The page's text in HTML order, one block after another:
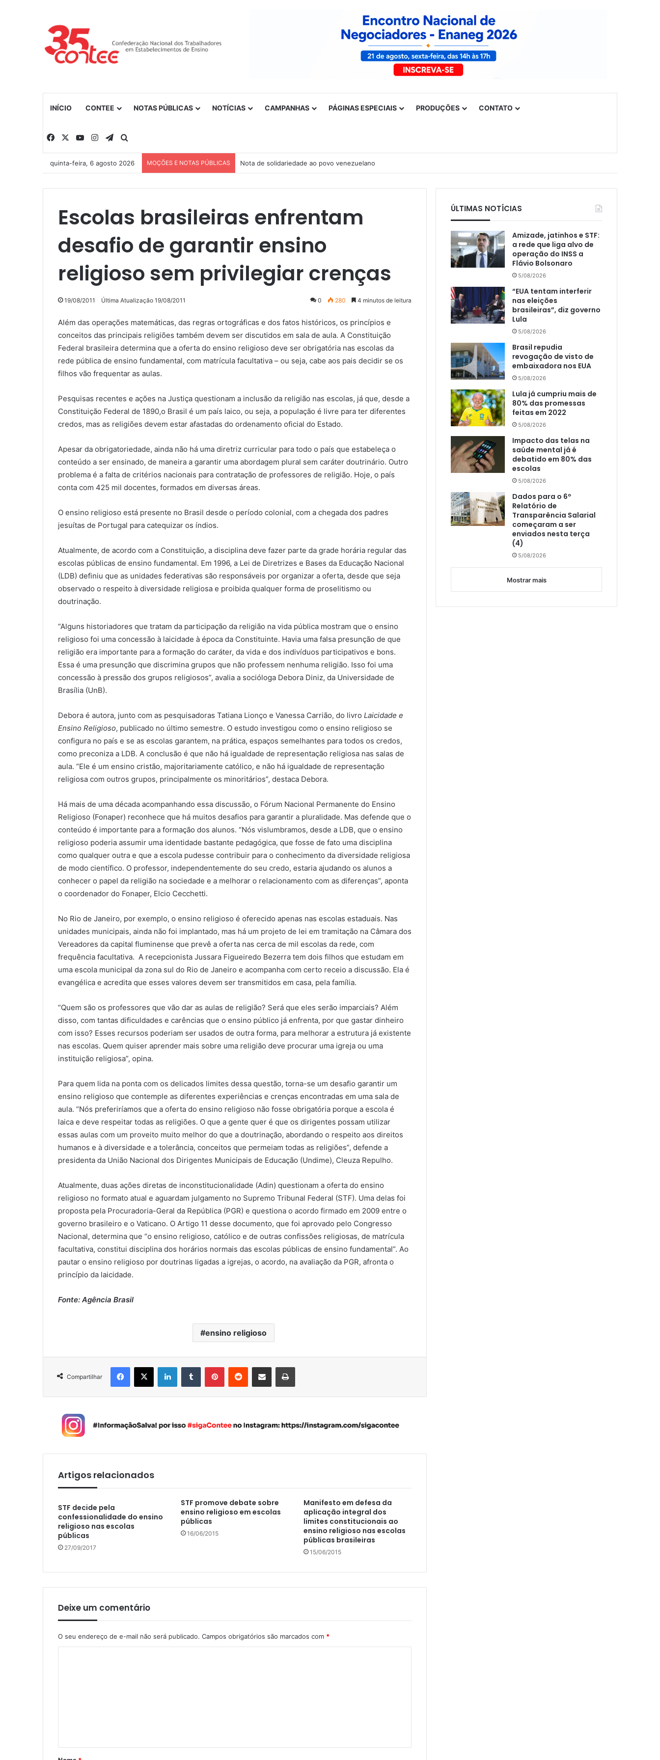
INÍCIO CONTEE NOTAS PÚBLICAS NOTÍCIAS CAMPANHAS PÁGINAS ESPECIAIS PRODUÇÕES CONTATO
Facebook YouTubeInstagramTelegram
quinta-feira, 6 agosto 2026 MOÇÕES E NOTAS PÚBLICAS Nota de apoio à paralisação das trabalhadoras e dos trabalhadores da educação da rede privada do Piauí
Escolas brasileiras enfrentam
desafio de garantir ensino
religioso sem privilegiar crenças
19/08/2011 Última Atualização 19/08/2011 0 280 4 minutos de leitura
Além das operações matemáticas, das regras ortográficas e dos fatos históricos, os princípios e
conceitos das principais religiões também devem ser discutidos em sala de aula. A Constituição
Federal brasileira determina que a oferta do ensino religioso deve ser obrigatória nas escolas da
rede pública de ensino fundamental, com matrícula facultativa – ou seja, cabe aos pais decidir se os
filhos vão frequentar as aulas.
Pesquisas recentes e ações na Justiça questionam a inclusão da religião nas escolas, já que, desde a
Constituição Federal de 1890,o Brasil é um país laico, ou seja, a população é livre para ter diferentes
credos, mas as religiões devem estar afastadas do ordenamento oficial do Estado.
Apesar da obrigatoriedade, ainda não há uma diretriz curricular para todo o país que estabeleça o
conteúdo a ser ensinado, de maneira a garantir uma abordagem plural sem caráter doutrinário. Outro
problema é a falta de critérios nacionais para contratação de professores de religião. Hoje, o país
conta com 425 mil docentes, formados em diversas áreas.
O ensino religioso está presente no Brasil desde o período colonial, com a chegada dos padres
jesuítas de Portugal para catequizar os índios.
Atualmente, de acordo com a Constituição, a disciplina deve fazer parte da grade horária regular das
escolas públicas de ensino fundamental. Em 1996, a Lei de Diretrizes e Bases da Educação Nacional
(LDB) definiu que as unidades federativas são responsáveis por organizar a oferta, desde que seja
observado o respeito à diversidade religiosa e proibida qualquer forma de proselitismo ou
doutrinação.
“Alguns historiadores que tratam da participação da religião na vida pública mostram que o ensino
religioso foi uma concessão à laicidade à época da Constituinte. Havia uma falsa presunção de que
religião era importante para a formação do caráter, da vida e dos indivíduos participativos e bons.
Essa é uma presunção que discrimina grupos que não professem nenhuma religião. Isso foi uma
concessão à pressão dos grupos religiosos”, avalia a socióloga Debora Diniz, da Universidade de
Brasília (UnB).
Debora é autora, junto com as pesquisadoras Tatiana Lionço e Vanessa Carrião, do livro Laicidade e
Ensino Religioso, publicado no último semestre. O estudo investigou como o ensino religioso se
configura no país e se as escolas garantem, na prática, espaços semelhantes para todos os credos,
como preconiza a LDB. A conclusão é que não há igualdade de representação religiosa nas salas de
aula. “Ele é um ensino cristão, majoritariamente católico, e não há igualdade de representação
religiosa com outros grupos, principalmente os minoritários”, destaca Debora.
Há mais de uma década acompanhando essa discussão, o Fórum Nacional Permanente do Ensino
Religioso (Fonaper) reconhece que há muitos desafios para garantir a pluralidade. Mas defende que o
conteúdo é importante para a formação dos alunos. “Nós vislumbramos, desde a LDB, que o ensino
religioso poderia assumir uma identidade bastante pedagógica, que fosse de fato uma disciplina
como qualquer outra e que a escola pudesse contribuir para o conhecimento da diversidade religiosa
de modo científico. O professor, independentemente do seu credo, estaria ajudando os alunos a
conhecer o papel da religião na sociedade e a melhorar o relacionamento com as diferenças”, aponta
o coordenador do Fonaper, Elcio Cecchetti.
No Rio de Janeiro, por exemplo, o ensino religioso é oferecido apenas nas escolas estaduais. Nas
unidades municipais, ainda não foi implantado, mas há um projeto de lei em tramitação na Câmara dos
Vereadores da capital fluminense que prevê a oferta nas cerca de mil escolas da rede, com
frequência facultativa. A recepcionista Jussara Figueiredo Bezerra tem dois filhos que estudam em
uma escola municipal da zona sul do Rio de Janeiro e acompanha com certo receio a discussão. Ela é
evangélica e acredita que esses valores devem ser transmitidos em casa, pela família.
“Quem são os professores que vão dar as aulas de religião? Será que eles serão imparciais? Além
disso, com tantas dificuldades e carências que o ensino público já enfrenta, por que gastar dinheiro
com isso? Esses recursos poderiam ser usados de outra forma, para melhorar a estrutura já existente
nas escolas. Quem quiser aprender mais sobre uma religião deve procurar uma igreja ou uma
instituição religiosa”, opina.
Para quem lida na ponta com os delicados limites dessa questão, torna-se um desafio garantir um
ensino religioso que contemple as diferentes experiências e crenças encontradas em uma sala de
aula. “Nós preferiríamos que a oferta do ensino religioso não fosse obrigatória porque a escola é
laica e deve respeitar todas as religiões. O que a gente quer é que os dirigentes possam utilizar
essas aulas com um proveito muito melhor do que a doutrinação, abordando o respeito aos direitos
humanos e à diversidade e a tolerância, conceitos que permeiam todas as religiões”, defende a
presidenta da União Nacional dos Dirigentes Municipais de Educação (Undime), Cleuza Repulho.
Atualmente, duas ações diretas de inconstitucionalidade (Adin) questionam a oferta do ensino
religioso no formato atual e aguardam julgamento no Supremo Tribunal Federal (STF). Uma delas foi
proposta pela Procuradoria-Geral da República (PGR) e questiona o acordo firmado em 2009 entre o
governo brasileiro e o Vaticano. O Artigo 11 desse documento, que foi aprovado pelo Congresso
Nacional, determina que “o ensino religioso, católico e de outras confissões religiosas, de matrícula
facultativa, constitui disciplina dos horários normais das escolas públicas de ensino fundamental”. Ao
pautar o ensino religioso por doutrinas ligadas a igrejas, o acordo, na avaliação da PGR, afronta o
princípio da laicidade.
Fonte: Agência Brasil
ensino religioso
Compartilhar
Artigos relacionados
STF decide pela
confessionalidade do ensino
religioso nas escolas
públicas
27/09/2017
STF promove debate sobre
ensino religioso em escolas
públicas
16/06/2015
Manifesto em defesa da
aplicação integral dos
limites constitucionais ao
ensino religioso nas escolas
públicas brasileiras
15/06/2015
Deixe um comentário
O seu endereço de e-mail não será publicado. Campos obrigatórios são marcados com *
r
ÚLTIMAS NOTÍCIAS
Amizade, jatinhos e STF:
a rede que liga alvo de
operação do INSS a
Flávio Bolsonaro
5/08/2026
“EUA tentam interferir
nas eleições
brasileiras”, diz governo
Lula
5/08/2026
Brasil repudia
revogação de visto de
embaixadora nos EUA
5/08/2026
Lula já cumpriu mais de
80% das promessas
feitas em 2022
5/08/2026
Impacto das telas na
saúde mental já é
debatido em 80% das
escolas
5/08/2026
Dados para o 6º
Relatório de
Transparência Salarial
começaram a ser
enviados nesta terça
(4)
5/08/2026
Mostrar mais